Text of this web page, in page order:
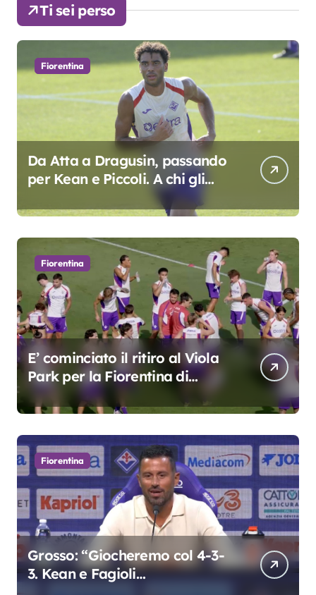
Ti sei perso
Fiorentina
Da Atta a Dragusin, passando
per Kean e Piccoli. A chi gli
oscar del precampionato?
Fiorentina
E’ cominciato il ritiro al Viola
Park per la Fiorentina di
Grosso
Fiorentina
Grosso: “Giocheremo col 4-3-
3. Kean e Fagioli